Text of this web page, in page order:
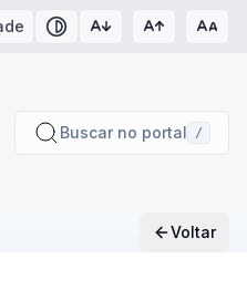
Contraste
Buscar no portal /
Voltar